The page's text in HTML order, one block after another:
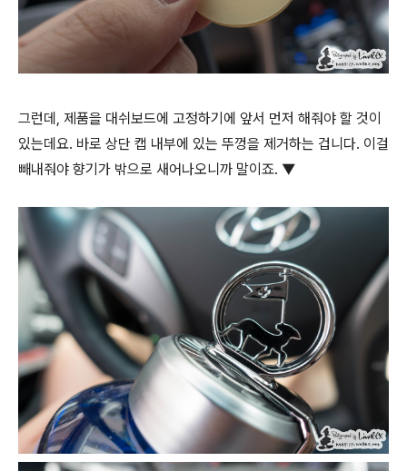
그런데, 제품을 대쉬보드에 고정하기에 앞서 먼저 해줘야 할 것이
있는데요. 바로 상단 캡 내부에 있는 뚜껑을 제거하는 겁니다. 이걸
빼내줘야 향기가 밖으로 새어나오니까 말이죠. ▼